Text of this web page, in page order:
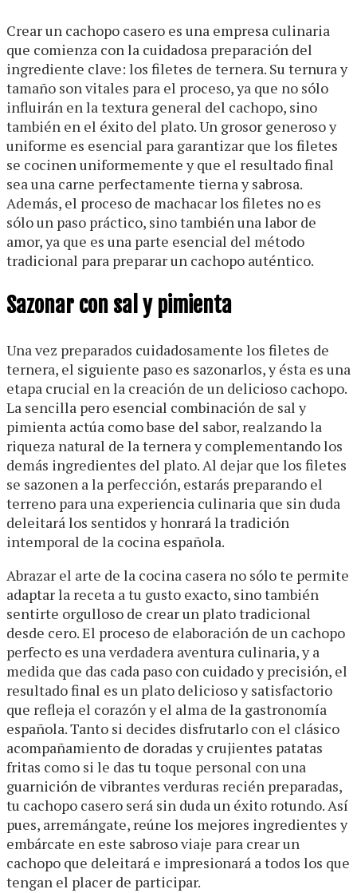
Crear un cachopo casero es una empresa culinaria
que comienza con la cuidadosa preparación del
ingrediente clave: los filetes de ternera. Su ternura y
tamaño son vitales para el proceso, ya que no sólo
influirán en la textura general del cachopo, sino
también en el éxito del plato. Un grosor generoso y
uniforme es esencial para garantizar que los filetes
se cocinen uniformemente y que el resultado final
sea una carne perfectamente tierna y sabrosa.
Además, el proceso de machacar los filetes no es
sólo un paso práctico, sino también una labor de
amor, ya que es una parte esencial del método
tradicional para preparar un cachopo auténtico.
Sazonar con sal y pimienta
Una vez preparados cuidadosamente los filetes de
ternera, el siguiente paso es sazonarlos, y ésta es una
etapa crucial en la creación de un delicioso cachopo.
La sencilla pero esencial combinación de sal y
pimienta actúa como base del sabor, realzando la
riqueza natural de la ternera y complementando los
demás ingredientes del plato. Al dejar que los filetes
se sazonen a la perfección, estarás preparando el
terreno para una experiencia culinaria que sin duda
deleitará los sentidos y honrará la tradición
intemporal de la cocina española.
Abrazar el arte de la cocina casera no sólo te permite
adaptar la receta a tu gusto exacto, sino también
sentirte orgulloso de crear un plato tradicional
desde cero. El proceso de elaboración de un cachopo
perfecto es una verdadera aventura culinaria, y a
medida que das cada paso con cuidado y precisión, el
resultado final es un plato delicioso y satisfactorio
que refleja el corazón y el alma de la gastronomía
española. Tanto si decides disfrutarlo con el clásico
acompañamiento de doradas y crujientes patatas
fritas como si le das tu toque personal con una
guarnición de vibrantes verduras recién preparadas,
tu cachopo casero será sin duda un éxito rotundo. Así
pues, arremángate, reúne los mejores ingredientes y
embárcate en este sabroso viaje para crear un
cachopo que deleitará e impresionará a todos los que
tengan el placer de participar.